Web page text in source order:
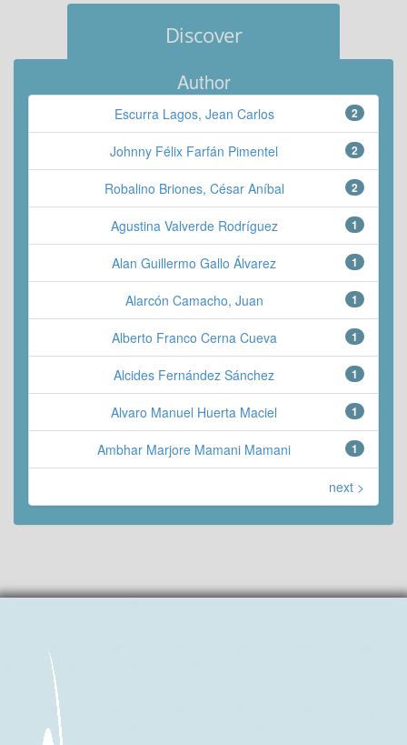
Discover
Author
2
Escurra Lagos, Jean Carlos
2
Johnny Félix Farfán Pimentel
2
Robalino Briones, César Aníbal
1
Agustina Valverde Rodríguez
1
Alan Guillermo Gallo Álvarez
1
Alarcón Camacho, Juan
1
Alberto Franco Cerna Cueva
1
Alcides Fernández Sánchez
1
Alvaro Manuel Huerta Maciel
1
Ambhar Marjore Mamani Mamani
next >